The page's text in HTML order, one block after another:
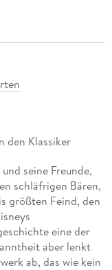
den Klassiker
seine Freunde,
schläfrigen Bären,
größten Feind, den
eine der
aber lenkt
ab, das wie kein